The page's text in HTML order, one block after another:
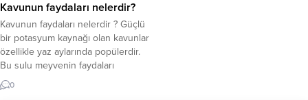
Kavunun faydaları nelerdir?
Kavunun faydaları nelerdir ? Güçlü
bir potasyum kaynağı olan kavunlar
özellikle yaz aylarında popülerdir.
Bu sulu meyvenin faydaları
hakkında daha fazlasını okuyun.
Kavunun faydaları nelerdir? Şeker
0